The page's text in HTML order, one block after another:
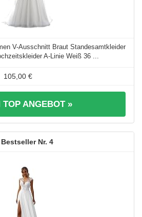
V-Ausschnitt Braut Standesamtkleider
A-Linie Weiß 36 ...
105,00 €
TOP ANGEBOT »
4